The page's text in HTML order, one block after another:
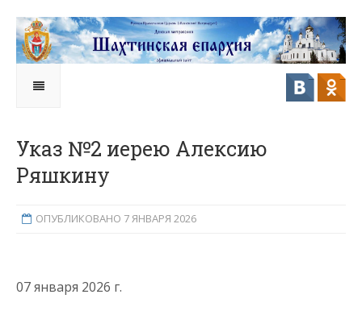
Указ №2 иерею Алексию
Ряшкину
ОПУБЛИКОВАНО 7 ЯНВАРЯ 2026
07 января 2026 г.